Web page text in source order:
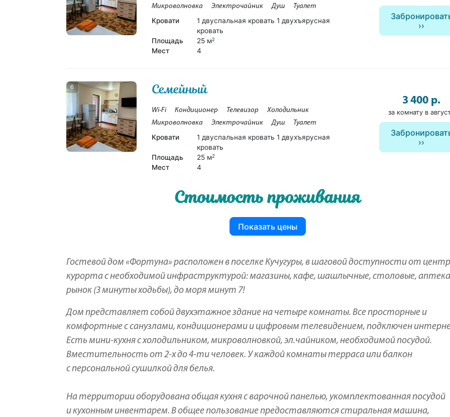
Микроволновка
Электрочайник Душ Туалет
Кровати
1 двуспальная кровать 1 двухъярусная
кровать
Площадь
25 м2
Мест 4
6 Семейный
Wi-Fi Кондиционер Телевизор
Холодильник
Микроволновка
Электрочайник Душ Туалет
Кровати
1 двуспальная кровать 1 двухъярусная
кровать
Площадь
25 м2
Мест 4
3 400 р.
за комнату в
Стоимость проживания
Показать цены
Гостевой дом «Фортуна» расположен в поселке Кучугуры, в шаговой доступности от
курорта с необходимой инфраструктурой: магазины, кафе, шашлычные, столовые,
рынок (3 минуты ходьбы), до моря минут 7!
Дом представляет собой двухэтажное здание на четыре комнаты. Все просторные и
комфортные с санузлами, кондиционерами и цифровым телевидением, подключен
Есть мини-кухня с холодильником, микроволновкой, эл.чайником, необходимой посудой.
Вместительность от 2-х до 4-ти человек. У каждой комнаты терраса или балкон
с персональной сушилкой для белья.
На территории оборудована общая кухня с варочной панелью, укомплектованная посудой
и кухонным инвентарем. В общее пользование предоставляются стиральная машина,